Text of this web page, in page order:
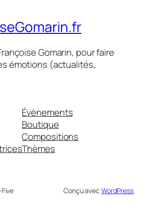
Gomarin, pour faire
émotions (actualités,
Évènements
Boutique
Compositions
Thèmes
Conçu avec WordPress